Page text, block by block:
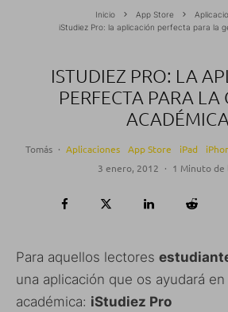
Inicio App Store
iStudiez Pro: la aplicación perfecta para la
ISTUDIEZ PRO: LA
PERFECTA PARA LA
ACADÉMICA
Tomás · Aplicaciones App Store iPad
3 enero, 2012 · 1 Minuto de
Para aquellos lectores
una aplicación que os ayudará
académica: iStudiez Pro